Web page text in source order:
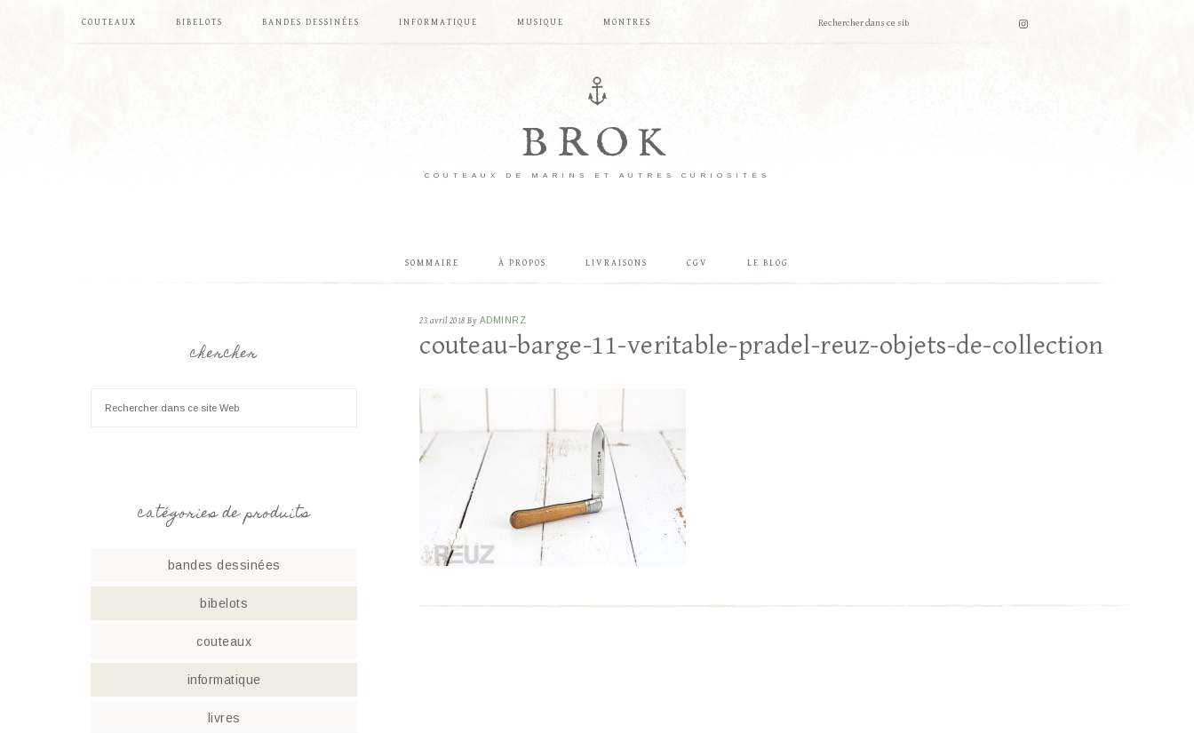
COUTEAUX BIBELOTS BANDES DESSINÉES INFORMATIQUE MUSIQUE MONTRES
BROK
COUTEAUX DE MARINS ET AUTRES CURIOSITÉS
SOMMAIRE À PROPOS LIVRAISONS CGV LE BLOG
23 avril 2018 By ADMINRZ
couteau-barge-11-veritable-pradel-reuz-objets-de-collection
chercher
catégories de produits
bandes dessinées
bibelots
couteaux
informatique
livres